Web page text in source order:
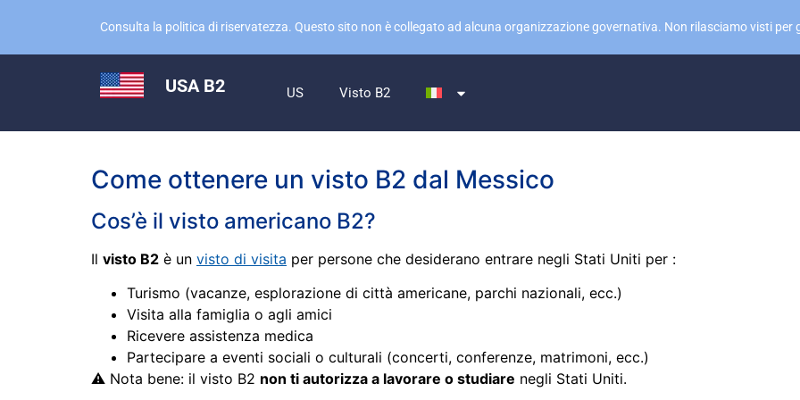
Consulta la politica di riservatezza. Questo sito non è collegato ad alcuna organizzazione governativa. Non rilasciamo visti per
USA B2 US Visto B2
Come ottenere un visto B2 dal Messico
Cos’è il visto americano B2?
Il visto B2 è un visto di visita per persone che desiderano entrare negli Stati Uniti per :
Turismo (vacanze, esplorazione di città americane, parchi nazionali, ecc.)
Visita alla famiglia o agli amici
Ricevere assistenza medica
Partecipare a eventi sociali o culturali (concerti, conferenze, matrimoni, ecc.)
⚠️ Nota bene: il visto B2 non ti autorizza a lavorare o studiare negli Stati Uniti.